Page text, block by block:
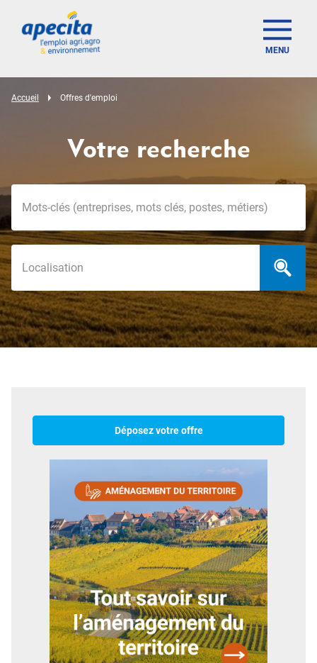
MENU
Accueil Offres d'emploi
Votre recherche
Déposez votre offre